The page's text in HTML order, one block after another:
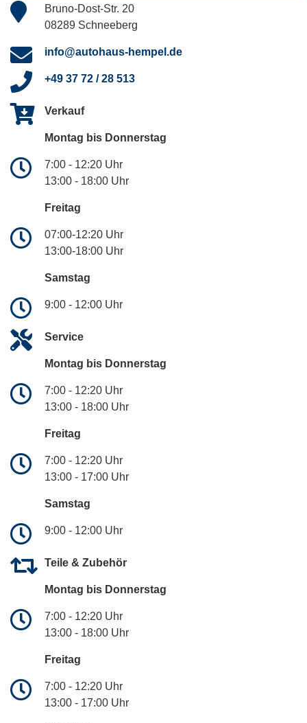
Bruno-Dost-Str. 20
08289 Schneeberg
info@autohaus-hempel.de
+49 37 72 / 28 513
Verkauf
Montag bis Donnerstag
7:00 - 12:20 Uhr
13:00 - 18:00 Uhr
Freitag
07:00-12:20 Uhr
13:00-18:00 Uhr
Samstag
9:00 - 12:00 Uhr
Service
Montag bis Donnerstag
7:00 - 12:20 Uhr
13:00 - 18:00 Uhr
Freitag
7:00 - 12:20 Uhr
13:00 - 17:00 Uhr
Samstag
9:00 - 12:00 Uhr
Teile & Zubehör
Montag bis Donnerstag
7:00 - 12:20 Uhr
13:00 - 18:00 Uhr
Freitag
7:00 - 12:20 Uhr
13:00 - 17:00 Uhr